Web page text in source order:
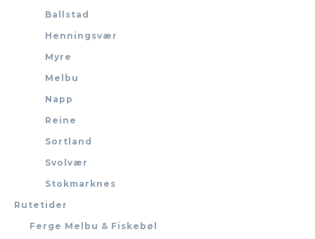
Ballstad
Henningsvær
Myre
Melbu
Napp
Reine
Sortland
Svolvær
Stokmarknes
Rutetider
Ferge Melbu & Fiskebøl